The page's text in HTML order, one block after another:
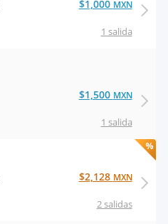
1 salida
$1,000 MXN
1 salida
$1,500 MXN
2 salidas
$2,128 MXN